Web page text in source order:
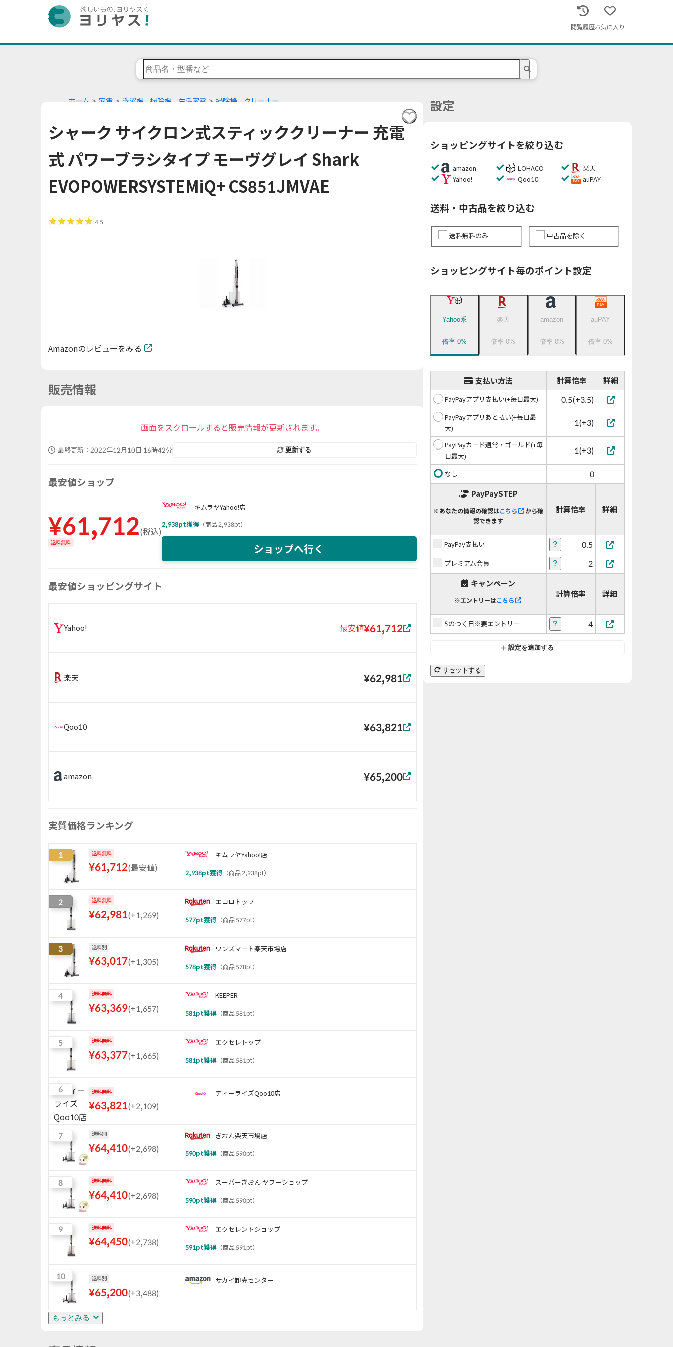
閲覧履歴お気に入り
ホーム 家電 洗濯機、掃除機、生活家電 掃除機、クリーナー
シャーク サイクロン式スティッククリーナー 充電
式 パワーブラシタイプ モーヴグレイ Shark
EVOPOWERSYSTEMiQ+ CS851JMVAE
4.5
Amazonのレビューをみる
販売情報
画面をスクロールすると販売情報が更新されます。
最終更新： 2022年12月10日 16時42分 更新する
最安値ショップ
¥61,712(税込)
送料無料
キムラヤYahoo!店
2,938pt獲得 （商品 2,938pt）
ショップへ行く
最安値ショッピングサイト
Yahoo! 最安値¥61,712
楽天 ¥62,981
Qoo10 ¥63,821
amazon ¥65,200
実質価格ランキング
1 送料無料
¥61,712(最安値)
キムラヤYahoo!店
2,938pt獲得 （商品 2,938pt）
2 送料無料
¥62,981 (+1,269)
エコロトップ
577pt獲得 （商品 577pt）
3 送料別
¥63,017(+1,305)
ワンズマート楽天市場店
578pt獲得 （商品 578pt）
4 送料無料
¥63,369(+1,657)
KEEPER
581pt獲得 （商品 581pt）
5 送料無料
¥63,377(+1,665)
エクセレトップ
581pt獲得 （商品 581pt）
6 送料無料
¥63,821(+2,109)
ディーライズQoo10店
7 送料別
¥64,410(+2,698)
ぎおん楽天市場店
590pt獲得 （商品 590pt）
8 送料無料
¥64,410(+2,698)
スーパーぎおん ヤフーショップ
590pt獲得 （商品 590pt）
9 送料無料
¥64,450(+2,738)
エクセレントショップ
591pt獲得 （商品 591pt）
10 送料別
¥65,200(+3,488)
サカイ卸売センター
もっとみる
設定
ショッピングサイトを絞り込む
amazon LOHACO
楽天
Yahoo!
Qoo10 auPAY
送料・中古品を絞り込む
送料無料のみ 中古品を除く
ショッピングサイト毎のポイント設定
Yahoo系
倍率0%
楽天
倍率0%
amazon
倍率 0%
auPAY
倍率0%
支払い方法 計算倍率 詳細
PayPayアプリ支払い(+毎日最大) 0.5(+3.5)
PayPayアプリあと払い(+毎日最
大)
1(+3)
PayPayカード通常・ゴールド(+毎
日最大)
1(+3)
なし 0
PayPaySTEP
※あなたの情報の確認はこちら
から確
認できます
計算倍率 詳細
PayPay支払い 0.5
プレミアム会員 2
キャンペーン
※エントリーはこちら
計算倍率 詳細
5のつく日※要エントリー 4
設定を追加する
リセットする